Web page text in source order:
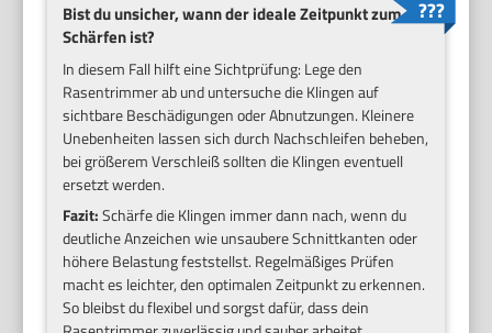
Bist du unsicher, wann der ideale Zeitpunkt zum
Schärfen ist?
In diesem Fall hilft eine Sichtprüfung: Lege den
Rasentrimmer ab und untersuche die Klingen auf
sichtbare Beschädigungen oder Abnutzungen. Kleinere
Unebenheiten lassen sich durch Nachschleifen beheben,
bei größerem Verschleiß sollten die Klingen eventuell
ersetzt werden.
Fazit:Schärfe die Klingen immer dann nach, wenn du
deutliche Anzeichen wie unsaubere Schnittkanten oder
höhere Belastung feststellst. Regelmäßiges Prüfen
macht es leichter, den optimalen Zeitpunkt zu erkennen.
So bleibst du flexibel und sorgst dafür, dass dein